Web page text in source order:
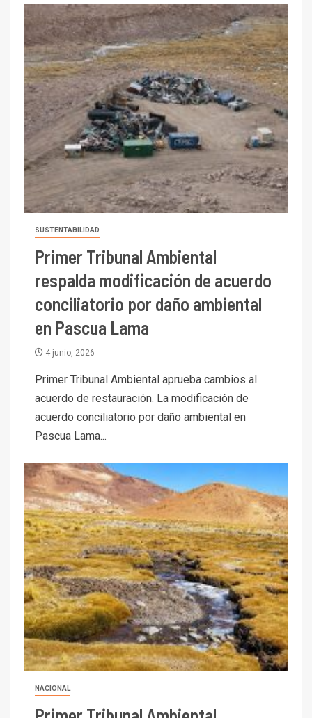
SUSTENTABILIDAD
Primer Tribunal Ambiental
respalda modificación de acuerdo
conciliatorio por daño ambiental
en Pascua Lama
4 junio, 2026
Primer Tribunal Ambiental aprueba cambios al
acuerdo de restauración. La modificación de
acuerdo conciliatorio por daño ambiental en
Pascua Lama...
NACIONAL